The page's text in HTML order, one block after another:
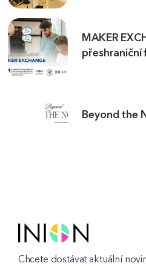
MAKER
přeshraniční
Beyond the
Chcete dostávat aktuální